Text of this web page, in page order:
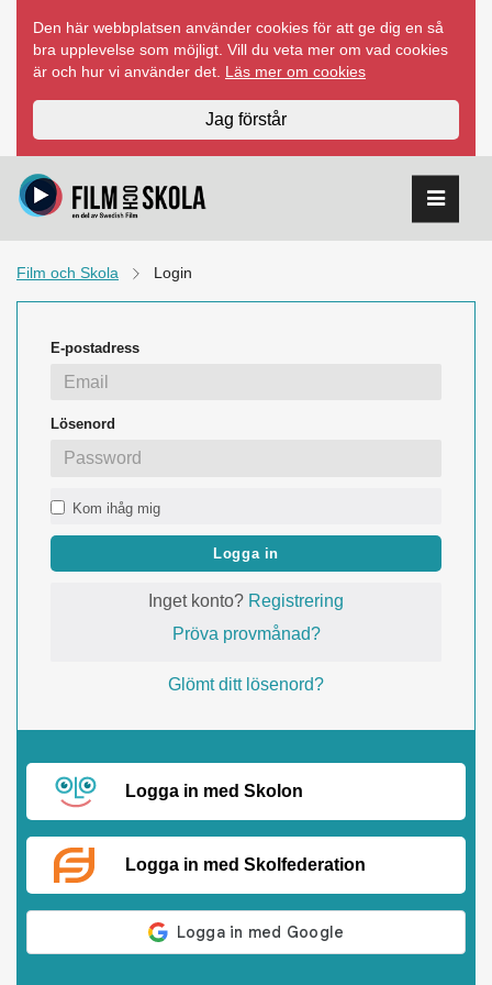
innehåll
Den här webbplatsen använder cookies för att ge dig en så
bra upplevelse som möjligt. Vill du veta mer om vad cookies
är och hur vi använder det. Läs mer om cookies
Jag förstår
Film och Skola Login
E-postadress
Lösenord
Kom ihåg mig
Logga in
Inget konto? Registrering
Pröva provmånad?
Glömt ditt lösenord?
Logga in med Skolon
Logga in med Skolfederation